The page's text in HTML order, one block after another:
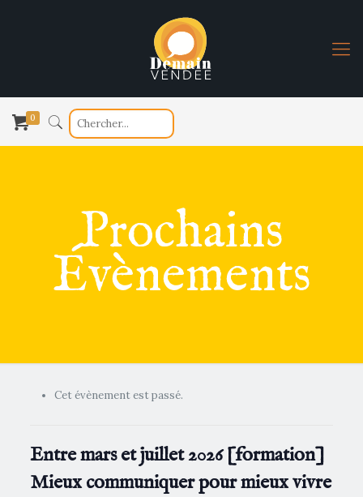
0
Prochains
Évènements
Cet évènement est passé.
Entre mars et juillet 2026 [formation]
Mieux communiquer pour mieux vivre